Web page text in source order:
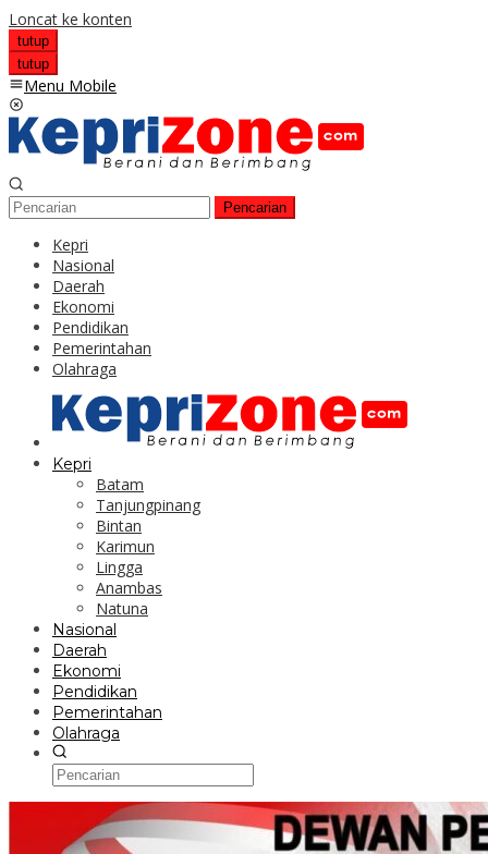
Loncat ke konten
tutup
tutup
Menu Mobile
Pencarian
Kepri
Nasional
Daerah
Ekonomi
Pendidikan
Pemerintahan
Olahraga
Kepri
Batam
Tanjungpinang
Bintan
Karimun
Lingga
Anambas
Natuna
Nasional
Daerah
Ekonomi
Pendidikan
Pemerintahan
Olahraga